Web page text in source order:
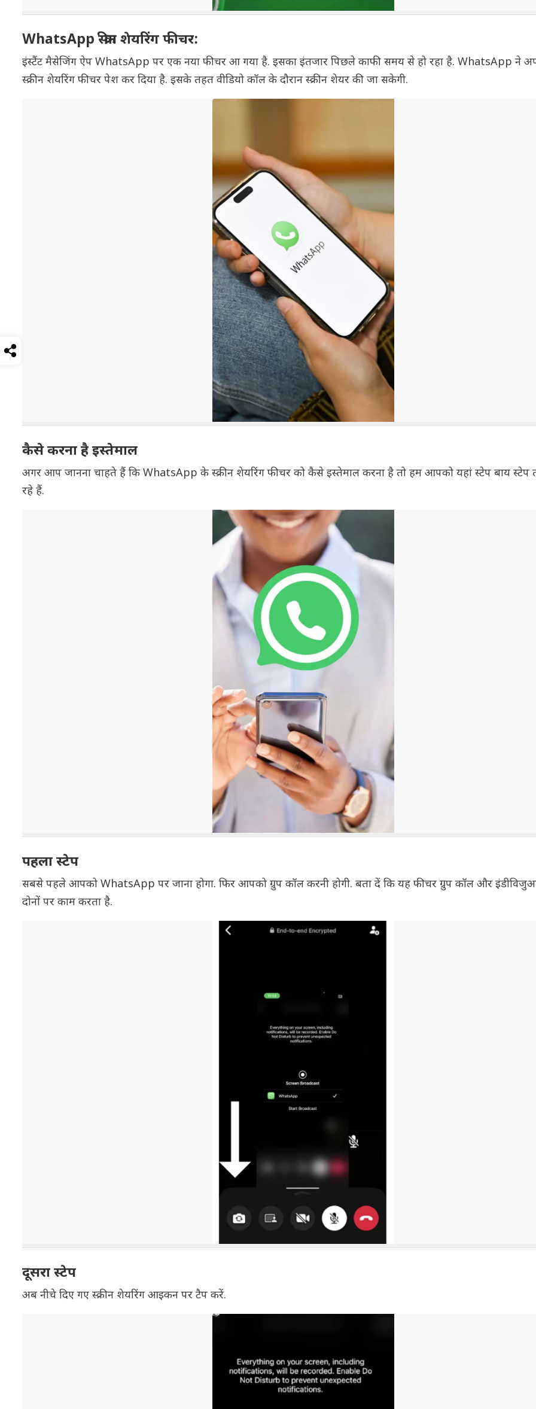
WhatsApp स्क्रीन शेयरिंग फीचर:
इंस्टैंट मैसेजिंग ऐप WhatsApp पर एक नया फीचर आ गया है. इसका इंतजार पिछले काफी समय से हो रहा है. WhatsApp ने
स्क्रीन शेयरिंग फीचर पेश कर दिया है. इसके तहत वीडियो कॉल के दौरान स्क्रीन शेयर की जा सकेगी.
कैसे करना है इस्तेमाल
अगर आप जानना चाहते हैं कि WhatsApp के स्क्रीन शेयरिंग फीचर को कैसे इस्तेमाल करना है तो हम आपको यहां स्टेप बाय स्टेप
रहे हैं.
पहला स्टेप
सबसे पहले आपको WhatsApp पर जाना होगा. फिर आपको ग्रुप कॉल करनी होगी. बता दें कि यह फीचर ग्रुप कॉल और
दोनों पर काम करता है.
दूसरा स्टेप
अब नीचे दिए गए स्क्रीन शेयरिंग आइकन पर टैप करें.